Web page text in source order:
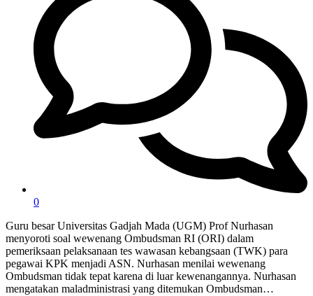
0
Guru besar Universitas Gadjah Mada (UGM) Prof Nurhasan
menyoroti soal wewenang Ombudsman RI (ORI) dalam
pemeriksaan pelaksanaan tes wawasan kebangsaan (TWK) para
pegawai KPK menjadi ASN. Nurhasan menilai wewenang
Ombudsman tidak tepat karena di luar kewenangannya. Nurhasan
mengatakan maladministrasi yang ditemukan Ombudsman…